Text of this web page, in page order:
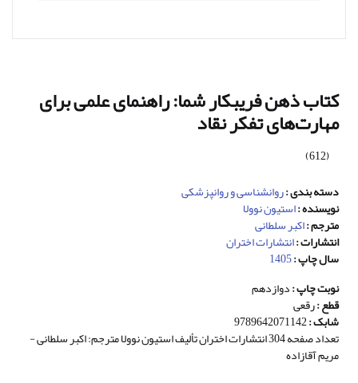
کتاب ذهن فریبکار شما: راهنمای علمی برای
مهارت‌های تفکر نقاد
(612)
دسته بندی :روانشناسی و روانپزشکی
نویسنده :استیون نوولا
مترجم :اکبر سلطانی
انتشارات :انتشارات اختران
سال چاپ :1405
نوبت چاپ :دوازدهم
قطع :رقعی
شابک :
تعداد صفحه 304 انتشارات اختران تألیف استیون نوولا مترجم: اکبر سلطانی -
مریم آقازاده